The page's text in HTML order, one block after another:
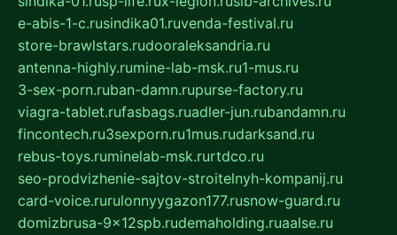
e-abis-1-c.rusindika01.ruvenda-festival.ru
store-brawlstars.rudooraleksandria.ru
antenna-highly.rumine-lab-msk.ru1-mus.ru
3-sex-porn.ruban-damn.rupurse-factory.ru
viagra-tablet.rufasbags.ruadler-jun.rubandamn.ru
fincontech.ru3sexporn.ru1mus.rudarksand.ru
rebus-toys.ruminelab-msk.rurtdco.ru
seo-prodvizhenie-sajtov-stroitelnyh-kompanij.ru
card-voice.rurulonnyygazon177.rusnow-guard.ru
domizbrusa-9x12spb.rudemaholding.ruaalse.ru